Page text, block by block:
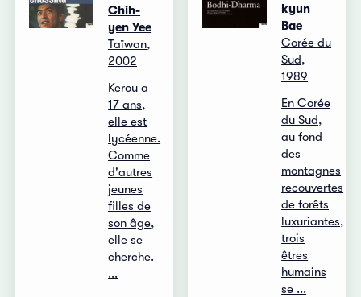
Chih-
yen Yee
Taïwan,
2002
Kerou a
17 ans,
elle est
lycéenne.
Comme
d'autres
jeunes
filles de
son âge,
elle se
cherche.
...
kyun
Bae
Corée du
Sud,
1989
En Corée
du Sud,
au fond
des
montagnes
recouvertes
de forêts
luxuriantes,
trois
êtres
humains
se ...